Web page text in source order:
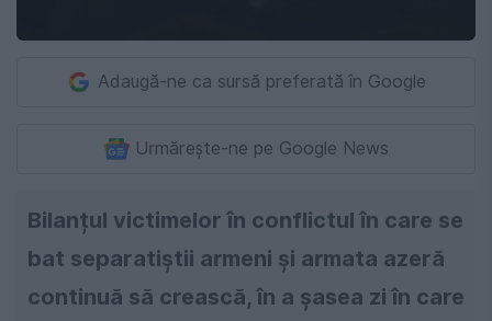
Adaugă-ne ca sursă preferată în Google
Urmărește-ne pe Google News
Bilanțul victimelor în conflictul în care se
bat separatiștii armeni și armata azeră
continuă să crească, în a șasea zi în care